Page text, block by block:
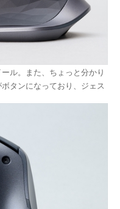
ル。また、ちょっと分かり
タンになっており、ジェス